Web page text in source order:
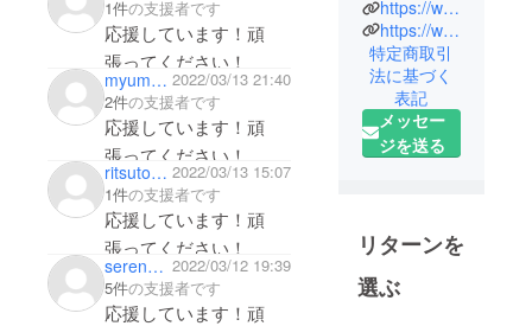
1件の支援者です
応援しています！頑
張ってください！
myumyu1252 2022/03/13 21:40
2件の支援者です
応援しています！頑
張ってください！
ritsutomo 2022/03/13 15:07
1件の支援者です
応援しています！頑
張ってください！
serenalima 2022/03/12 19:39
5件の支援者です
応援しています！頑
販売・施工)
アーティス
ト（歌手）
群馬の前橋
で創業３０
の販売、施
工会社の二
代目として
https://www.instagram.com/blissful_garden2022/
https://www.facebook.com/search/top?q=%E3%82%B0%E3%83%A9%E3%83%B3%E3%83%94%E3%83%B3%E3%82%B0%E3%83%AA%E3%82%BE%E3%83%BC%E3%83%88%E7%BE%A4%E9%A6%AC%20blissful%20garden
特定商取引
法に基づく
表記
メッセー
ジを送る
リターンを
選ぶ